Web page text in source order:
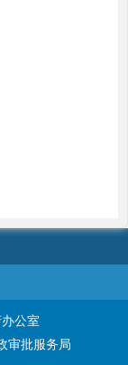
公室
审批服务局